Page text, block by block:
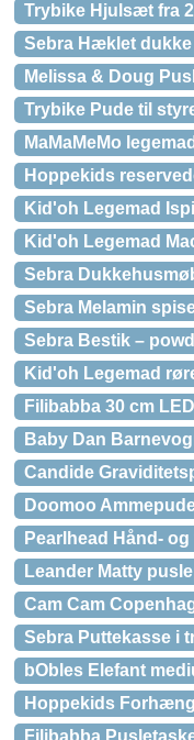
Trybike Hjulsæt fra
Sebra Hæklet
Melissa & Doug
Trybike Pude til
MaMaMeMo
Hoppekids
Kid'oh Legemad
Kid'oh Legemad
Sebra
Sebra Melamin
Sebra Bestik –
Kid'oh Legemad
Filibabba 30 cm
Baby Dan
Candide
Doomoo
Pearlhead Hånd-
Leander Matty
Cam Cam
Sebra Puttekasse i
bObles Elefant
Hoppekids
Filibabba